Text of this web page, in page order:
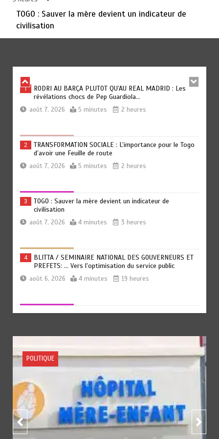
TOGO : Sauver la mère devient un indicateur de
civilisation
tourisme
1
RODRI AU BARÇA PLUTOT QU’AU REAL MADRID : Les
révélations chocs de Pep Guardiola…
août 7, 2026 5 minutes 2 heures
2
TRANSFORMATION SOCIALE : L’importance pour le Togo
d’avoir une Feuille de route
août 7, 2026 5 minutes 2 heures
3
TOGO : Sauver la mère devient un indicateur de
civilisation
août 7, 2026 4 minutes 3 heures
4
BLITTA / SEMINAIRE NATIONAL DES GOUVERNEURS ET
PREFETS: … Vers l’optimisation du service public
août 6, 2026 4 minutes 19 heures
5
RECHERCHE ET INNOVATION: Le Togo ouvre la voie pour
TOGO : Bon vent dans les secteurs des transports et du
août 6, 2026 4 minutes 1 jour
1
RODRI AU BARÇA PLUTOT QU’AU REAL MADRID : Les
ACTUALITE FOOTBALL SPORTS